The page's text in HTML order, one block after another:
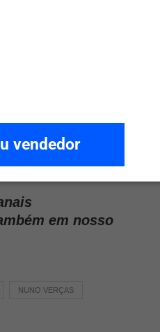
vendedor
em nosso
NUNO VERÇAS